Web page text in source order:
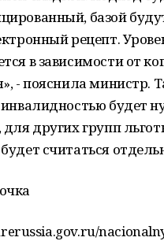
базой
рецепт.
в зависимости от
- пояснила министр.
будет
других групп
считаться